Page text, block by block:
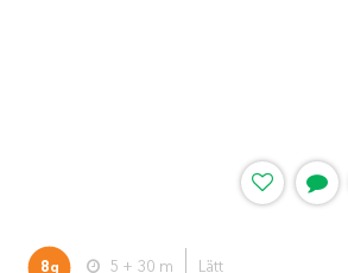
8g 5 + 30 m Lätt